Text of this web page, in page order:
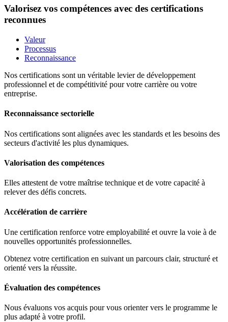
Valorisez vos compétences avec des certifications
reconnues
Valeur
Processus
Reconnaissance
Nos certifications sont un véritable levier de développement
professionnel et de compétitivité pour votre carrière ou votre
entreprise.
Reconnaissance sectorielle
Nos certifications sont alignées avec les standards et les besoins des
secteurs d'activité les plus dynamiques.
Valorisation des compétences
Elles attestent de votre maîtrise technique et de votre capacité à
relever des défis concrets.
Accélération de carrière
Une certification renforce votre employabilité et ouvre la voie à de
nouvelles opportunités professionnelles.
Obtenez votre certification en suivant un parcours clair, structuré et
orienté vers la réussite.
Évaluation des compétences
Nous évaluons vos acquis pour vous orienter vers le programme le
plus adapté à votre profil.